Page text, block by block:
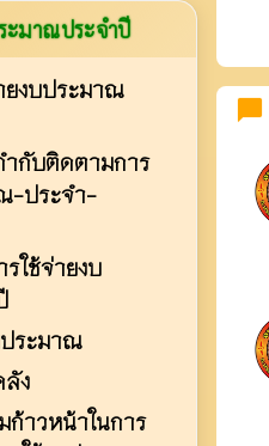
ะมาณประจำปี
ยงบประมาณ
ำกับติดตามการ
-ประจำ-
ใช้จ่ายงบ
ระมาณ
ลัง
ก้าวหน้าในการ
chat_bubble